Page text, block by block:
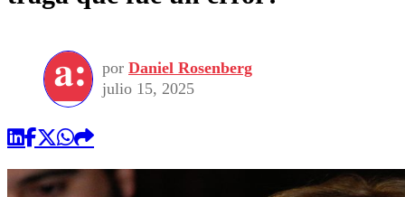
por Daniel Rosenberg
julio 15, 2025